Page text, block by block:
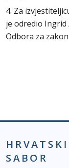
4. Za
je odredio Ingrid
Odbora za
HRVATSKI
SABOR